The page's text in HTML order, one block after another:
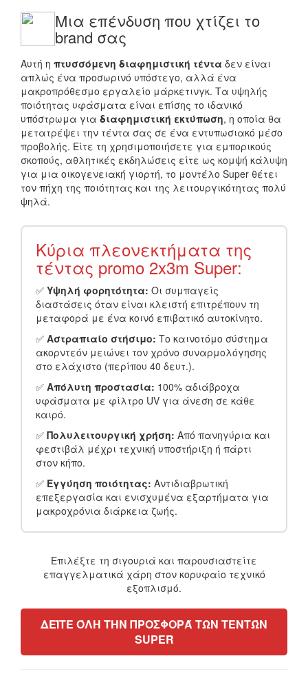
Μια επένδυση που χτίζει το
brand σας
Αυτή η πτυσσόμενη διαφημιστική τέντα δεν είναι
απλώς ένα προσωρινό υπόστεγο, αλλά ένα
μακροπρόθεσμο εργαλείο μάρκετινγκ. Τα υψηλής
ποιότητας υφάσματα είναι επίσης το ιδανικό
υπόστρωμα για διαφημιστική εκτύπωση, η οποία θα
μετατρέψει την τέντα σας σε ένα εντυπωσιακό μέσο
προβολής. Είτε τη χρησιμοποιήσετε για εμπορικούς
σκοπούς, αθλητικές εκδηλώσεις είτε ως κομψή κάλυψη
για μια οικογενειακή γιορτή, το μοντέλο Super θέτει
τον πήχη της ποιότητας και της λειτουργικότητας πολύ
ψηλά.
Κύρια πλεονεκτήματα της
τέντας promo 2x3m Super:
✅ Υψηλή φορητότητα: Οι συμπαγείς
διαστάσεις όταν είναι κλειστή επιτρέπουν τη
μεταφορά με ένα κοινό επιβατικό αυτοκίνητο.
✅ Αστραπιαίο στήσιμο: Το καινοτόμο σύστημα
ακορντεόν μειώνει τον χρόνο συναρμολόγησης
στο ελάχιστο (περίπου 40 δευτ.).
✅ Απόλυτη προστασία: 100% αδιάβροχα
υφάσματα με φίλτρο UV για άνεση σε κάθε
καιρό.
✅ Πολυλειτουργική χρήση: Από πανηγύρια και
φεστιβάλ μέχρι τεχνική υποστήριξη ή πάρτι
στον κήπο.
✅ Εγγύηση ποιότητας: Αντιδιαβρωτική
επεξεργασία και ενισχυμένα εξαρτήματα για
μακροχρόνια διάρκεια ζωής.
Επιλέξτε τη σιγουριά και παρουσιαστείτε
επαγγελματικά χάρη στον κορυφαίο τεχνικό
εξοπλισμό.
ΔΕΊΤΕ ΌΛΗ ΤΗΝ ΠΡΟΣΦΟΡΆ ΤΩΝ ΤΕΝΤΏΝ
SUPER